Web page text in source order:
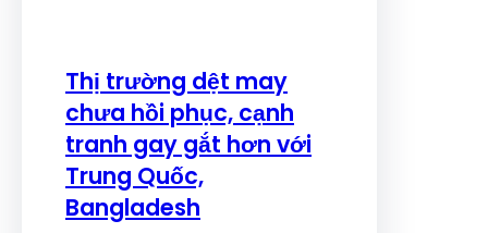
Thị trường dệt may
chưa hồi phục, cạnh
tranh gay gắt hơn với
Trung Quốc,
Bangladesh